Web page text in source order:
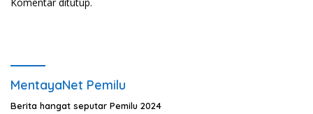
Komentar ditutup.
MentayaNet Pemilu
Berita hangat seputar Pemilu 2024